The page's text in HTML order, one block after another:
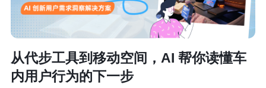
从代步工具到移动空间，AI 帮你读懂车
内用户行为的下一步